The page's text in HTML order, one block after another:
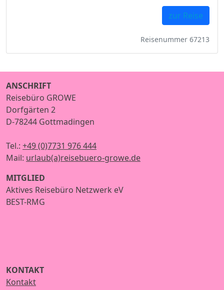
zur Reise
Reisenummer 67213
ANSCHRIFT
Reisebüro GROWE
Dorfgärten 2
D-78244 Gottmadingen
Tel.: +49 (0)7731 976 444
Mail: urlaub(a)reisebuero-growe.de
MITGLIED
Aktives Reisebüro Netzwerk eV
BEST-RMG
KONTAKT
Kontakt